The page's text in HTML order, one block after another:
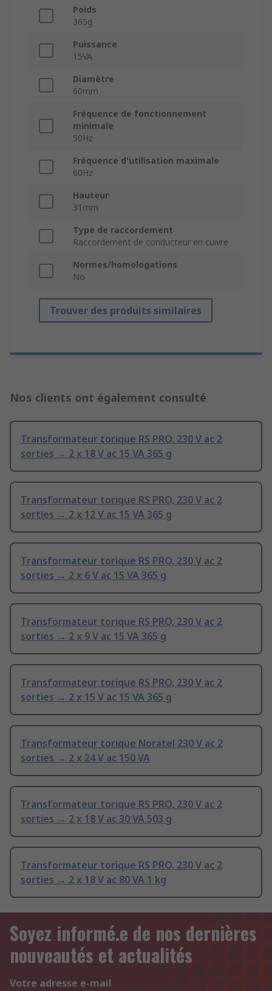
Poids
365g
Puissance
15VA
Diamètre
60mm
Fréquence de fonctionnement
minimale
50Hz
Fréquence d'utilisation maximale
60Hz
Hauteur
31mm
Type de raccordement
Raccordement de conducteur en cuivre
Normes/homologations
No
Trouver des produits similaires
Nos clients ont également consulté
Transformateur torique RS PRO, 230 V ac 2
sorties → 2 x 18 V ac 15 VA 365 g
Transformateur torique RS PRO, 230 V ac 2
sorties → 2 x 12 V ac 15 VA 365 g
Transformateur torique RS PRO, 230 V ac 2
sorties → 2 x 6 V ac 15 VA 365 g
Transformateur torique RS PRO, 230 V ac 2
sorties → 2 x 9 V ac 15 VA 365 g
Transformateur torique RS PRO, 230 V ac 2
sorties → 2 x 15 V ac 15 VA 365 g
Transformateur torique Noratel 230 V ac 2
sorties → 2 x 24 V ac 150 VA
Transformateur torique RS PRO, 230 V ac 2
sorties → 2 x 18 V ac 30 VA 503 g
Transformateur torique RS PRO, 230 V ac 2
sorties → 2 x 18 V ac 80 VA 1 kg
Soyez informé.e de nos dernières
nouveautés et actualités
Votre adresse e-mail